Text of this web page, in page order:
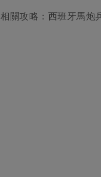
相關攻略：西班牙馬炮